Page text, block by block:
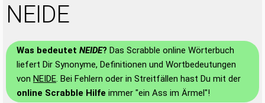
NEIDE
Was bedeutet NEIDE? Das Scrabble online Wörterbuch
liefert Dir Synonyme, Definitionen und Wortbedeutungen
von NEIDE. Bei Fehlern oder in Streitfällen hast Du mit der
online Scrabble Hilfe immer "ein Ass im Ärmel"!